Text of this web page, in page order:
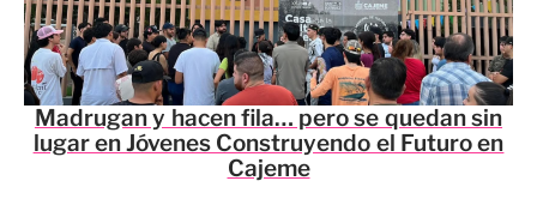
Madrugan y hacen fila… pero se quedan sin
lugar en Jóvenes Construyendo el Futuro en
Cajeme